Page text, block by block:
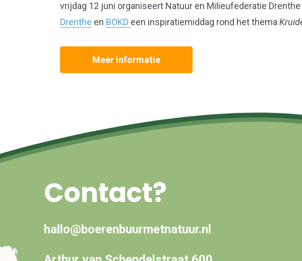
vrijdag 12 juni organiseert Natuur en Milieufederatie
Drenthe en BOKD een inspiratiemiddag rond het thema
Meer informatie
Contact?
hallo@boerenbuurmetnatuur.nl